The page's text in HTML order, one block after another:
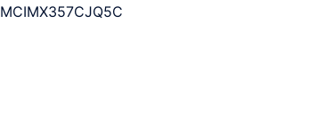
MCIMX357CJQ5C